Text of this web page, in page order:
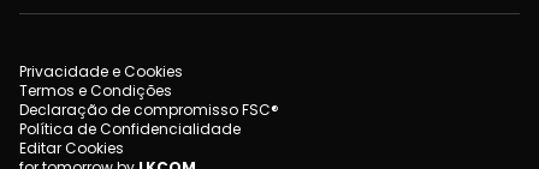
Privacidade e Cookies
Termos e Condições
Declaração de compromisso FSC®
Política de Confidencialidade
Editar Cookies